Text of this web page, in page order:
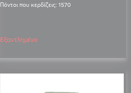
Πόντοι που κερδίζεις: 1570
Εξαντλημένο